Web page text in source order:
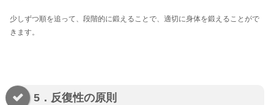
少しずつ順を追って、段階的に鍛えることで、適切に身体を鍛えることがで
きます。
5．反復性の原則